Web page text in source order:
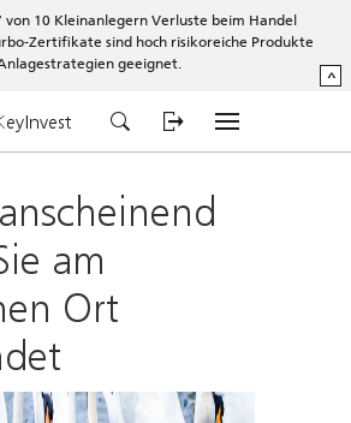
von 10 Kleinanlegern Verluste beim Handel
Zertifikate sind hoch risikoreiche Produkte
geeignet.
^
am
Ort